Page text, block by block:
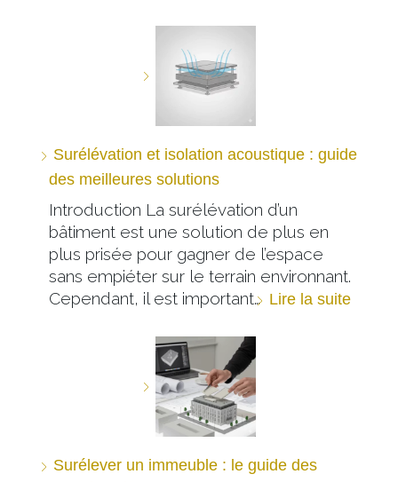
Surélévation et isolation acoustique : guide
des meilleures solutions
Introduction La surélévation d’un
bâtiment est une solution de plus en
plus prisée pour gagner de l’espace
sans empiéter sur le terrain environnant.
Cependant, il est important… Lire la suite
Surélever un immeuble : le guide des